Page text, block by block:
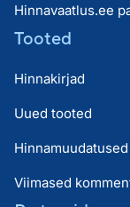
Hinnavaatlus.ee
Tooted
Hinnakirjad
Uued tooted
Hinnamuudatused
Viimased